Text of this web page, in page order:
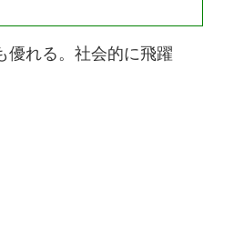
優れる。社会的に飛躍